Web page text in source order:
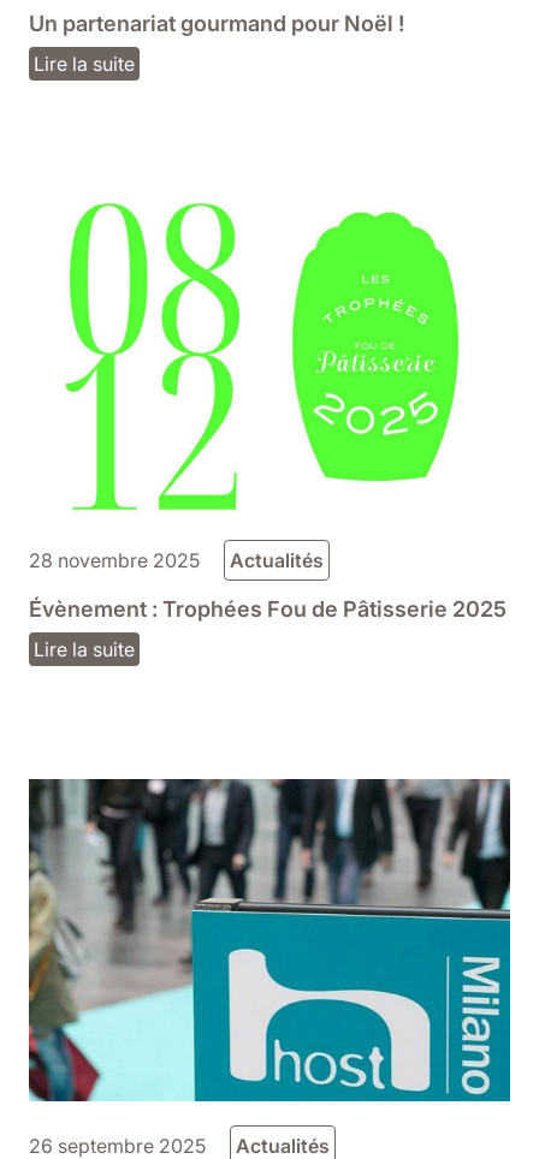
Un partenariat gourmand pour Noël !
Lire la suite
28 novembre 2025 Actualités
Évènement : Trophées Fou de Pâtisserie 2025
Lire la suite
26 septembre 2025 Actualités